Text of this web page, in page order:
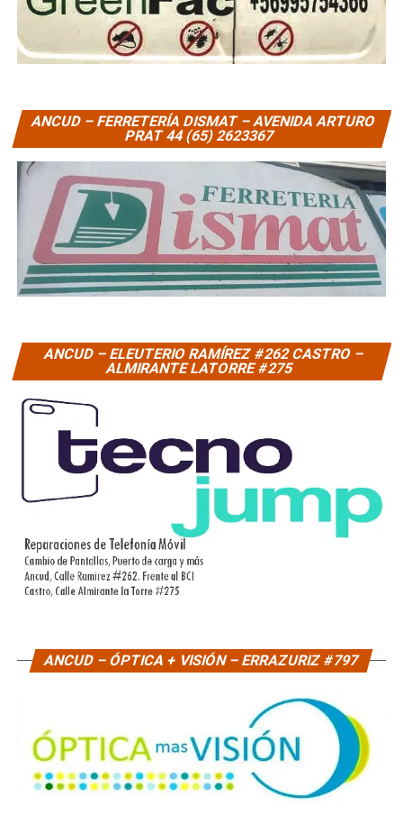
ANCUD – FERRETERÍA DISMAT – AVENIDA ARTURO
PRAT 44 (65) 2623367
ANCUD – ELEUTERIO RAMÍREZ #262 CASTRO –
ALMIRANTE LATORRE #275
ANCUD – ÓPTICA + VISIÓN – ERRAZURIZ #797